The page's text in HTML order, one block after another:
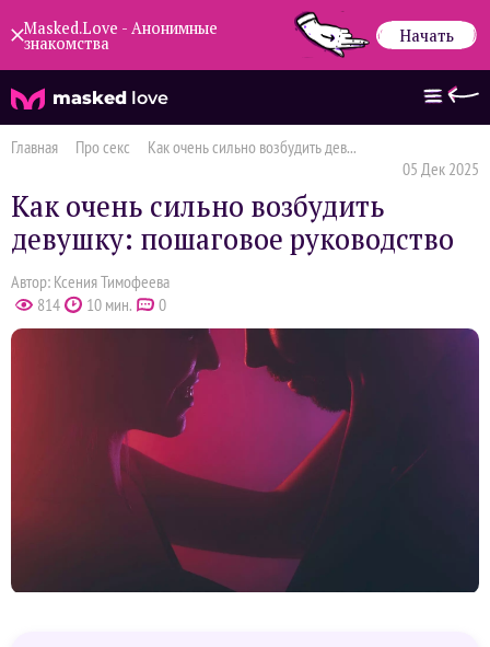
Masked.Love - Анонимные
знакомства Начать
masked love
Главная Про секс
Как очень сильно возбудить дев...
05 Дек 2025
Как очень сильно возбудить
девушку: пошаговое руководство
Автор: Ксения Тимофеева
814
10 мин. 0